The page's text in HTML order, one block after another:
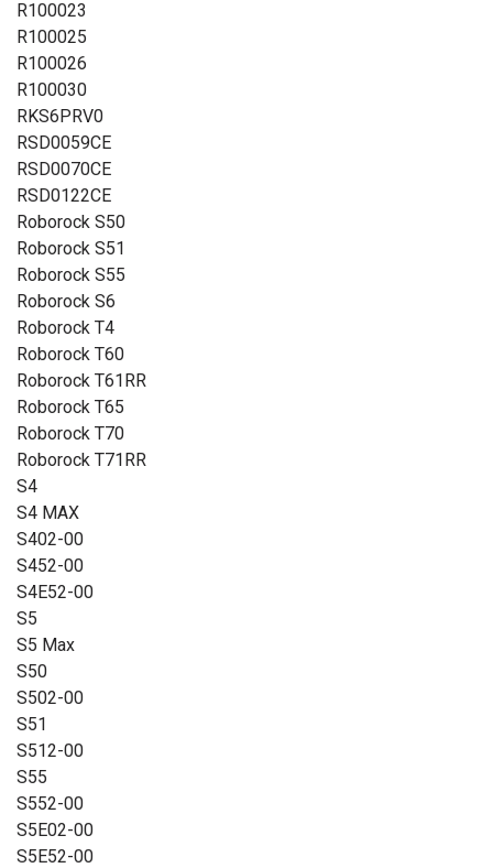
R100023
R100025
R100026
R100030
RKS6PRV0
RSD0059CE
RSD0070CE
RSD0122CE
Roborock S50
Roborock S51
Roborock S55
Roborock S6
Roborock T4
Roborock T60
Roborock T61RR
Roborock T65
Roborock T70
Roborock T71RR
S4
S4 MAX
S402-00
S452-00
S4E52-00
S5
S5 Max
S50
S502-00
S51
S512-00
S55
S552-00
S5E02-00
S5E52-00